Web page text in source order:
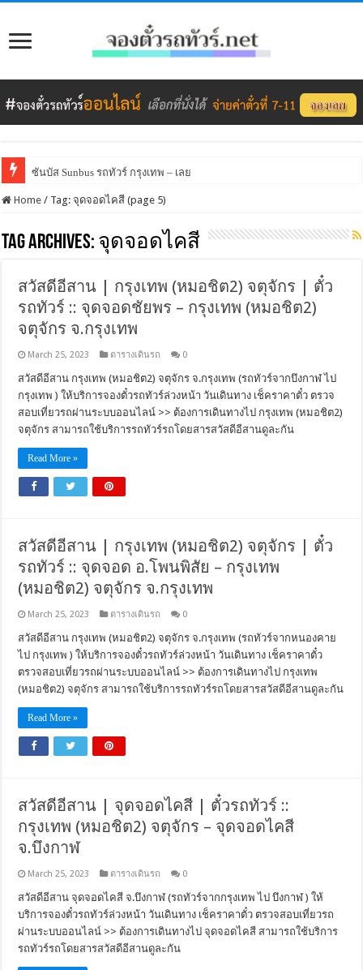
ซันบัส Sunbus รถทัวร์ กรุงเทพ – เลย
Home / Tag:จุดจอดไคสี (page 5)
Tag Archives: จุดจอดไคสี
สวัสดีอีสาน | กรุงเทพ (หมอชิต2) จตุจักร | ตั๋ว
รถทัวร์ :: จุดจอดชัยพร – กรุงเทพ (หมอชิต2)
จตุจักร จ.กรุงเทพ
March 25, 2023 ตารางเดินรถ 0
สวัสดีอีสาน กรุงเทพ (หมอชิต2) จตุจักร จ.กรุงเทพ (รถทัวร์จากบึงกาฬ ไป
กรุงเทพ ) ให้บริการจองตั๋วรถทัวร์ล่วงหน้า วันเดินทาง เช็คราคาตั๋ว ตรวจ
สอบเที่ยวรถผ่านระบบออนไลน์ >> ต้องการเดินทางไป กรุงเทพ (หมอชิต2)
จตุจักร สามารถใช้บริการรถทัวร์รถโดยสารสวัสดีอีสานดูละกัน
Read More »
สวัสดีอีสาน | กรุงเทพ (หมอชิต2) จตุจักร | ตั๋ว
รถทัวร์ :: จุดจอด อ.โพนพิสัย – กรุงเทพ
(หมอชิต2) จตุจักร จ.กรุงเทพ
March 25, 2023 ตารางเดินรถ 0
สวัสดีอีสาน กรุงเทพ (หมอชิต2) จตุจักร จ.กรุงเทพ (รถทัวร์จากหนองคาย
ไป กรุงเทพ ) ให้บริการจองตั๋วรถทัวร์ล่วงหน้า วันเดินทาง เช็คราคาตั๋ว
ตรวจสอบเที่ยวรถผ่านระบบออนไลน์ >> ต้องการเดินทางไป กรุงเทพ
(หมอชิต2) จตุจักร สามารถใช้บริการรถทัวร์รถโดยสารสวัสดีอีสานดูละกัน
Read More »
สวัสดีอีสาน | จุดจอดไคสี | ตั๋วรถทัวร์ ::
กรุงเทพ (หมอชิต2) จตุจักร – จุดจอดไคสี
จ.บึงกาฬ
March 25, 2023 ตารางเดินรถ 0
สวัสดีอีสาน จุดจอดไคสี จ.บึงกาฬ (รถทัวร์จากกรุงเทพ ไป บึงกาฬ ) ให้
บริการจองตั๋วรถทัวร์ล่วงหน้า วันเดินทาง เช็คราคาตั๋ว ตรวจสอบเที่ยวรถ
ผ่านระบบออนไลน์ >> ต้องการเดินทางไป จุดจอดไคสี สามารถใช้บริการ
รถทัวร์รถโดยสารสวัสดีอีสานดูละกัน